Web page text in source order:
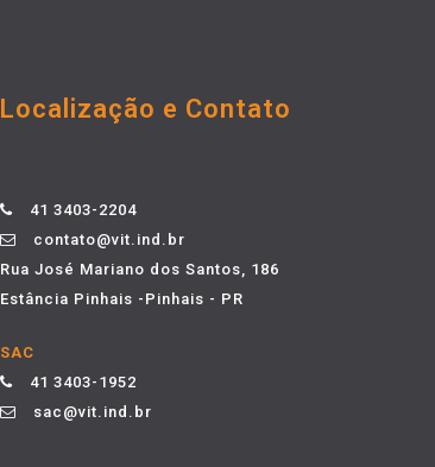
Localização e Contato
41 3403-2204
contato@vit.ind.br
Rua José Mariano dos Santos, 186
Estância Pinhais -Pinhais - PR
SAC
41 3403-1952
sac@vit.ind.br